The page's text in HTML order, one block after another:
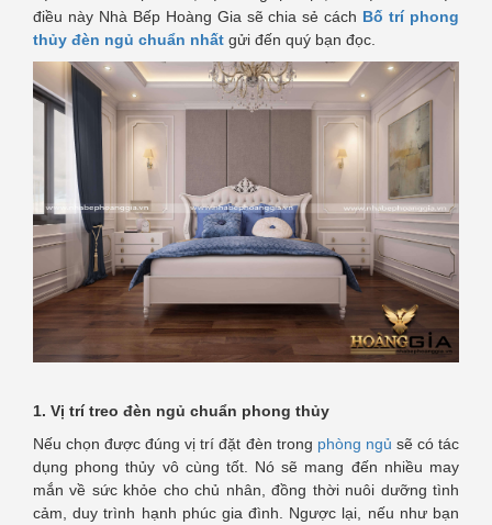
điều này Nhà Bếp Hoàng Gia sẽ chia sẻ cách Bố trí phong
thủy đèn ngủ chuẩn nhất gửi đến quý bạn đọc.
1. Vị trí treo đèn ngủ chuẩn phong thủy
Nếu chọn được đúng vị trí đặt đèn trong phòng ngủ sẽ có tác
dụng phong thủy vô cùng tốt. Nó sẽ mang đến nhiều may
mắn về sức khỏe cho chủ nhân, đồng thời nuôi dưỡng tình
cảm, duy trình hạnh phúc gia đình. Ngược lại, nếu như bạn